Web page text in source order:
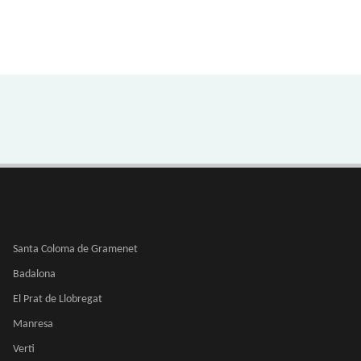
Santa Coloma de Gramenet
Badalona
El Prat de Llobregat
Manresa
Verti